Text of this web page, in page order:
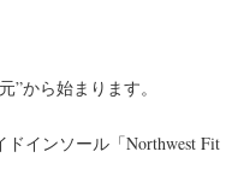
から始まります。
インソール「Northwest Fit